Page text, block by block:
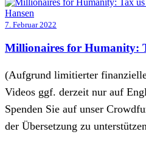
7. Februar 2022
Millionaires for Humanity:
(Aufgrund limitierter
Videos ggf. derzeit nur auf
Spenden Sie auf unser
der Übersetzung zu